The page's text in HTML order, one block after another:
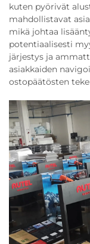
kuten pyörivät
mahdollistavat
mikä johtaa
potentiaalisesti
järjestys ja
asiakkaiden
ostopäätösten